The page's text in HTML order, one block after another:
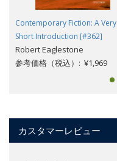
Contemporary Fiction: A Very
Short Introduction [#362]
Robert Eaglestone
参考価格（税込）: ¥1,969
カスタマーレビュー